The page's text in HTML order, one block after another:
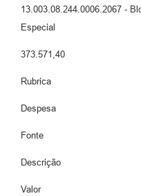
13.003.08.244.0006.2067 -
Especial
373.571,40
Rubrica
Despesa
Fonte
Descrição
Valor